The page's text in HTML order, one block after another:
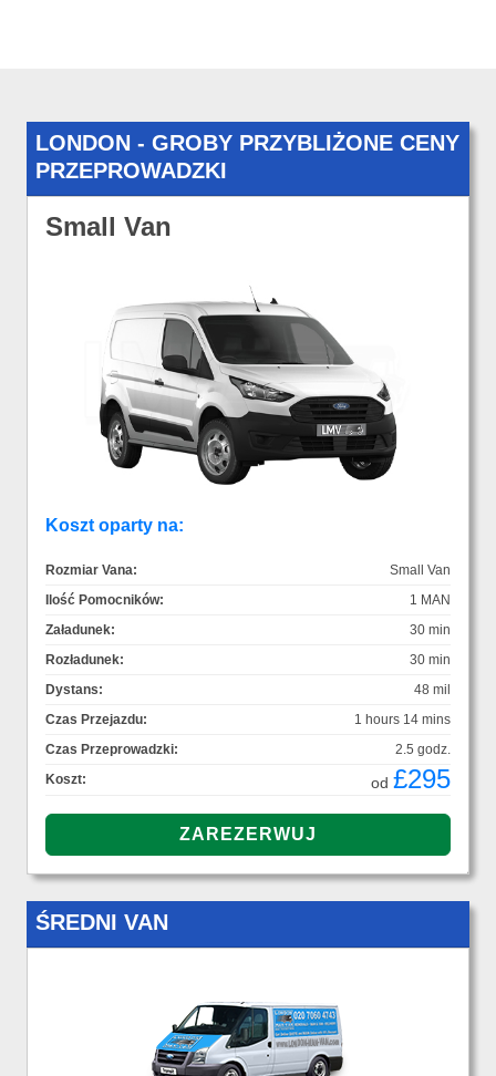
LONDON - GROBY PRZYBLIŻONE CENY
PRZEPROWADZKI
Small Van
Koszt oparty na:
Rozmiar Vana:
Small Van
Ilość Pomocników:
1 MAN
Załadunek:
30 min
Rozładunek:
30 min
Dystans:
48 mil
Czas Przejazdu:
1 hours 14 mins
Czas Przeprowadzki:
2.5 godz.
Koszt:
od £295
ŚREDNI VAN